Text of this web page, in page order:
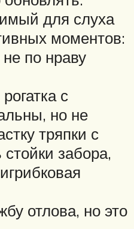
для слуха
моментов:
по нраву
с
но не
тряпки с
забора,
отлова, но это